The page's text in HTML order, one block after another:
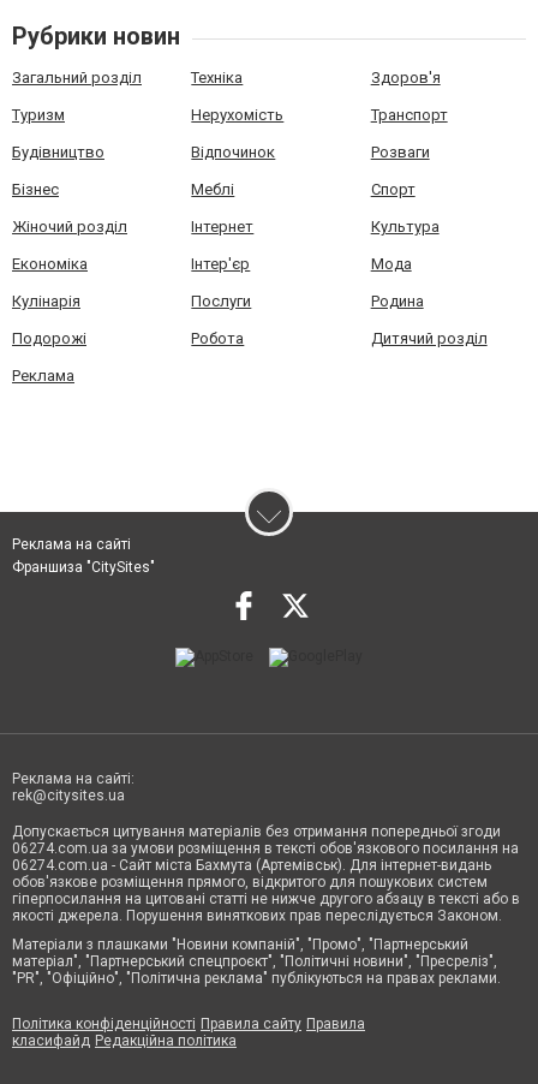
Рубрики новин
Загальний розділ Техніка Здоров'я
Туризм Нерухомість Транспорт
Будівництво Відпочинок Розваги
Бізнес Меблі Спорт
Жіночий розділ Інтернет Культура
Економіка Інтер'єр Мода
Кулінарія Послуги Родина
Подорожі Робота Дитячий розділ
Реклама
Реклама на сайті
Франшиза "CitySites"
Реклама на сайті:
rek@citysites.ua
Допускається цитування матеріалів без отримання попередньої згоди
06274.com.ua за умови розміщення в тексті обов'язкового посилання на
06274.com.ua - Сайт міста Бахмута (Артемівськ). Для інтернет-видань
обов'язкове розміщення прямого, відкритого для пошукових систем
гіперпосилання на цитовані статті не нижче другого абзацу в тексті або в
якості джерела. Порушення виняткових прав переслідується Законом.
Матеріали з плашками "Новини компаній", "Промо", "Партнерський
матеріал", "Партнерський спецпроєкт", "Політичні новини", "Пресреліз",
"PR", "Офіційно", "Політична реклама" публікуються на правах реклами.
Політика конфіденційності Правила сайту Правила
класифайд Редакційна політика